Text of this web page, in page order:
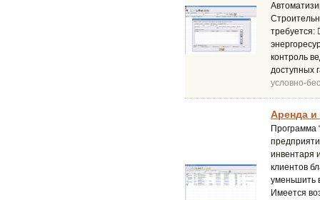
требуется:
контроль
доступных
условно-
Аренда и
Программа
инвентаря
клиентов
уменьшить
Имеется